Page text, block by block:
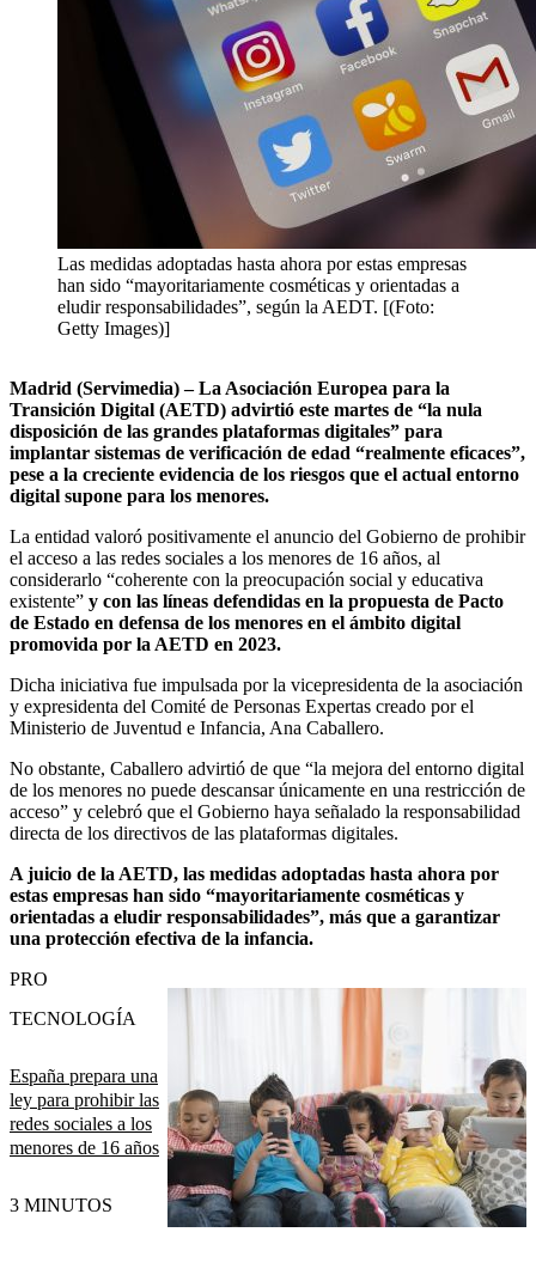
Las medidas adoptadas hasta ahora por estas empresas
han sido “mayoritariamente cosméticas y orientadas a
eludir responsabilidades”, según la AEDT. [(Foto:
Getty Images)]
Madrid (Servimedia) – La Asociación Europea para la
Transición Digital (AETD) advirtió este martes de “la nula
disposición de las grandes plataformas digitales” para
implantar sistemas de verificación de edad “realmente eficaces”,
pese a la creciente evidencia de los riesgos que el actual entorno
digital supone para los menores.
La entidad valoró positivamente el anuncio del Gobierno de prohibir
el acceso a las redes sociales a los menores de 16 años, al
considerarlo “coherente con la preocupación social y educativa
existente” y con las líneas defendidas en la propuesta de Pacto
de Estado en defensa de los menores en el ámbito digital
promovida por la AETD en 2023.
Dicha iniciativa fue impulsada por la vicepresidenta de la asociación
y expresidenta del Comité de Personas Expertas creado por el
Ministerio de Juventud e Infancia, Ana Caballero.
No obstante, Caballero advirtió de que “la mejora del entorno digital
de los menores no puede descansar únicamente en una restricción de
acceso” y celebró que el Gobierno haya señalado la responsabilidad
directa de los directivos de las plataformas digitales.
A juicio de la AETD, las medidas adoptadas hasta ahora por
estas empresas han sido “mayoritariamente cosméticas y
orientadas a eludir responsabilidades”, más que a garantizar
una protección efectiva de la infancia.
España prepara una
ley para prohibir las
redes sociales a los
menores de 16 años
PRO
TECNOLOGÍA
3 MINUTOS